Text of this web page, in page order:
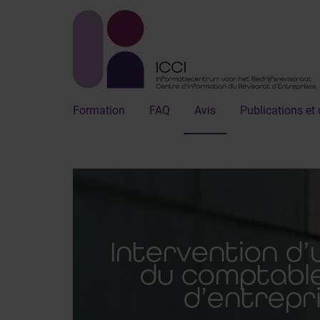
Formation FAQ Avis Publications et
Intervention
du